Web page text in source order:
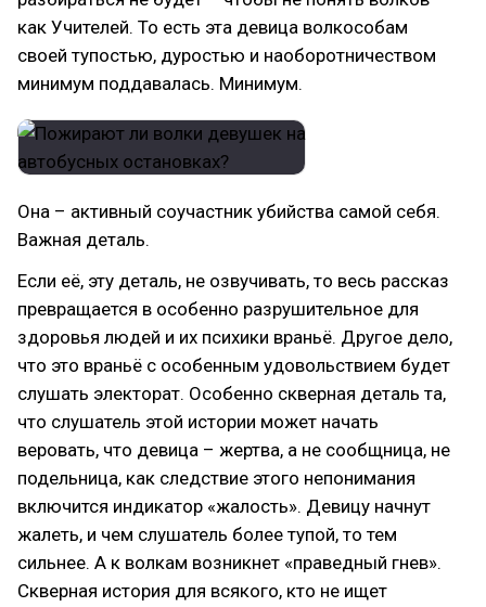
как Учителей. То есть эта девица волкособам
своей тупостью, дуростью и наоборотничеством
минимум поддавалась. Минимум.
Она – активный соучастник убийства самой себя.
Важная деталь.
Если её, эту деталь, не озвучивать, то весь рассказ
превращается в особенно разрушительное для
здоровья людей и их психики враньё. Другое дело,
что это враньё с особенным удовольствием будет
слушать электорат. Особенно скверная деталь та,
что слушатель этой истории может начать
веровать, что девица – жертва, а не сообщница, не
подельница, как следствие этого непонимания
включится индикатор «жалость». Девицу начнут
жалеть, и чем слушатель более тупой, то тем
сильнее. А к волкам возникнет «праведный гнев».
Скверная история для всякого, кто не ищет